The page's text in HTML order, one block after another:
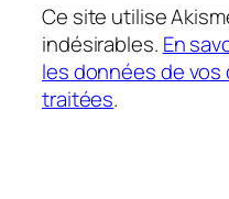
Ce site utilise
indésirables. En
les données de
traitées.